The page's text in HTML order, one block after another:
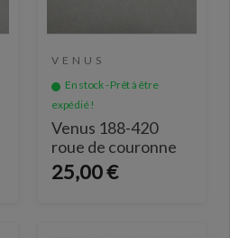
VENUS
En stock - Prêt à être
expédié !
Venus 188-420
roue de couronne
25,00 €